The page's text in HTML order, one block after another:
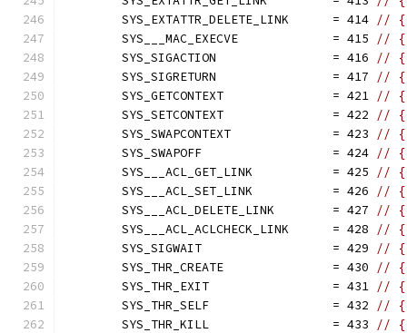
	SYS_EXTATTR_DELETE_LINK      = 414
// {
	SYS___MAC_EXECVE             = 415
// {
	SYS_SIGACTION                = 416
// {
	SYS_SIGRETURN                = 417
// {
	SYS_GETCONTEXT               = 421
// {
	SYS_SETCONTEXT               = 422
// {
	SYS_SWAPCONTEXT              = 423
// {
	SYS_SWAPOFF                  = 424
// {
	SYS___ACL_GET_LINK           = 425
// {
	SYS___ACL_SET_LINK           = 426
// {
	SYS___ACL_DELETE_LINK        = 427
// {
	SYS___ACL_ACLCHECK_LINK      = 428
// {
	SYS_SIGWAIT                  = 429
// {
	SYS_THR_CREATE               = 430
// {
	SYS_THR_EXIT                 = 431
// {
	SYS_THR_SELF                 = 432
// {
	SYS_THR_KILL                 = 433
// {